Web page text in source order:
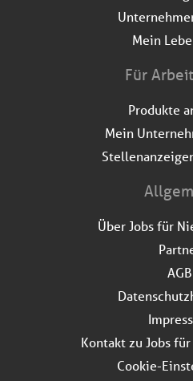
Mein
Für
Produkte
Mein
Über Jobs für
AGB
Kontakt zu Jobs
Cookie-